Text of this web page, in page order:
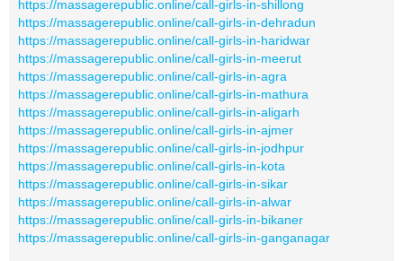
https://massagerepublic.online/call-girls-in-shillong
https://massagerepublic.online/call-girls-in-dehradun
https://massagerepublic.online/call-girls-in-haridwar
https://massagerepublic.online/call-girls-in-meerut
https://massagerepublic.online/call-girls-in-agra
https://massagerepublic.online/call-girls-in-mathura
https://massagerepublic.online/call-girls-in-aligarh
https://massagerepublic.online/call-girls-in-ajmer
https://massagerepublic.online/call-girls-in-jodhpur
https://massagerepublic.online/call-girls-in-kota
https://massagerepublic.online/call-girls-in-sikar
https://massagerepublic.online/call-girls-in-alwar
https://massagerepublic.online/call-girls-in-bikaner
https://massagerepublic.online/call-girls-in-ganganagar